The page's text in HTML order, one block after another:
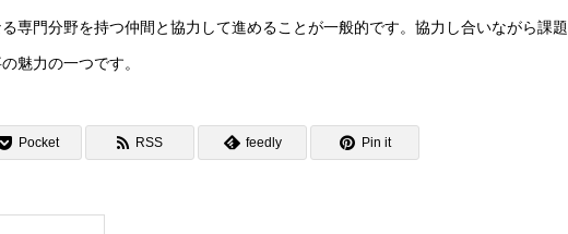
専門分野を持つ仲間と協力して進めることが一般的です。協力し合いながら課題
魅力の一つです。
Pocket RSS feedly Pin it